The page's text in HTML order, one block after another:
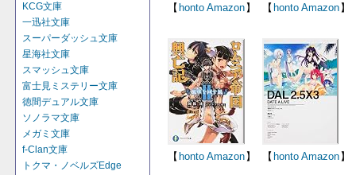
KCG文庫
一迅社文庫
スーパーダッシュ文庫
星海社文庫
スマッシュ文庫
富士見ミステリー文庫
徳間デュアル文庫
ソノラマ文庫
メガミ文庫
f-Clan文庫
トクマ・ノベルズEdge
【honto Amazon】 【honto Amazon】
【honto Amazon】 【honto Amazon】